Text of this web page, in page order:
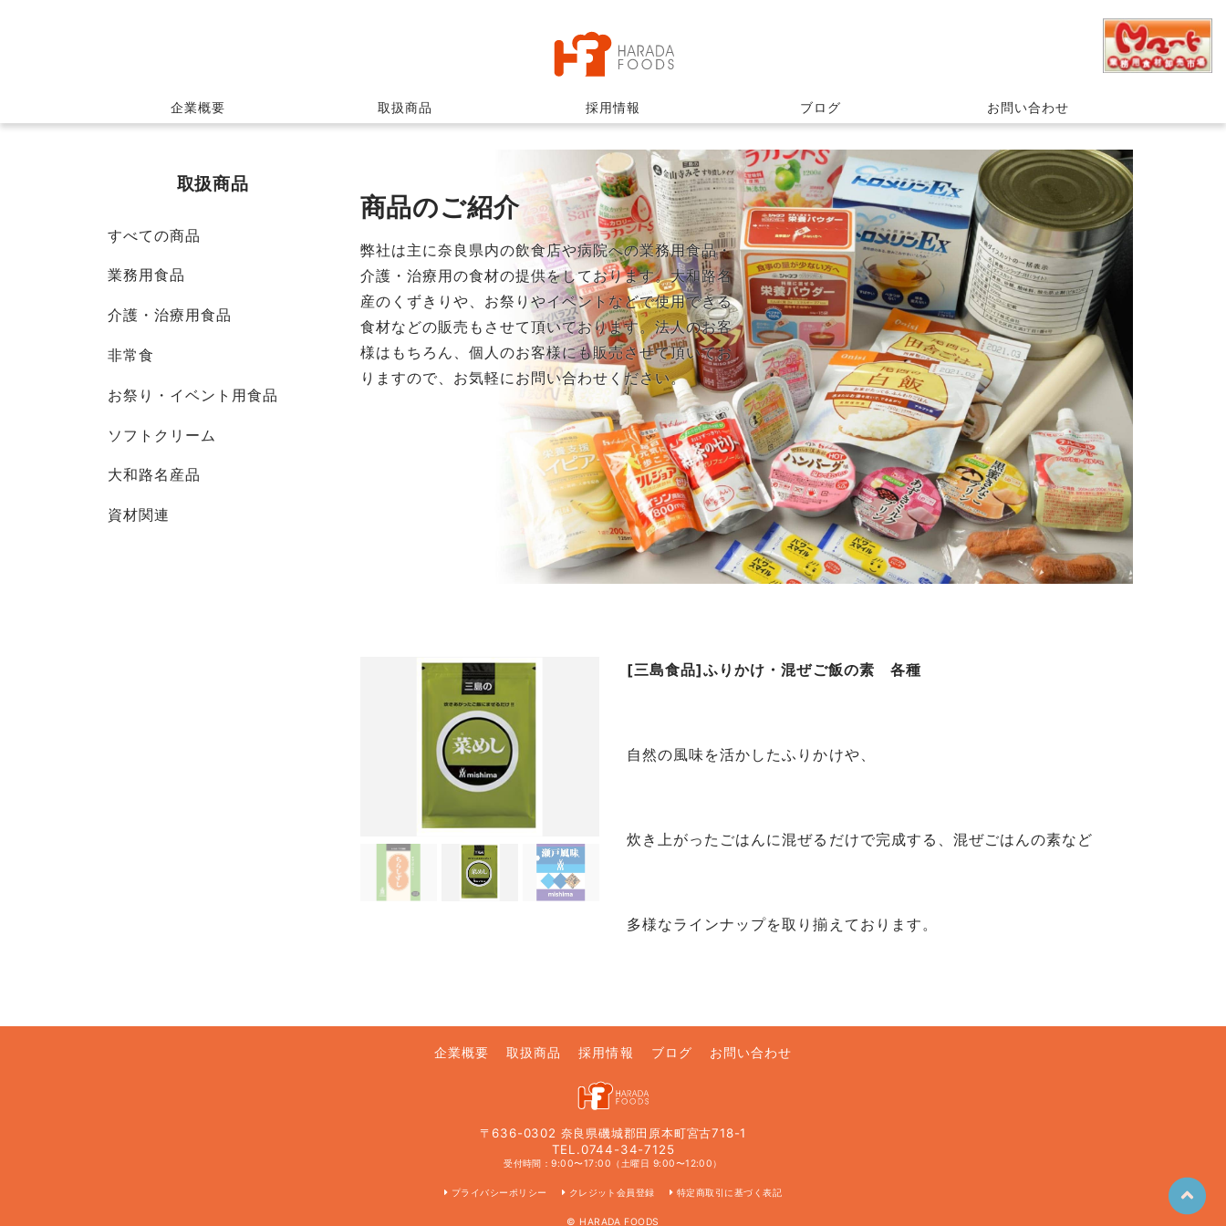
企業概要 取扱商品 採用情報 ブログ お問い合わせ
取扱商品
すべての商品
業務用食品
介護・治療用食品
非常食
お祭り・イベント用食品
ソフトクリーム
大和路名産品
資材関連
商品のご紹介
弊社は主に奈良県内の飲食店や病院への業務用食品・
介護・治療用の食材の提供をしております。大和路名
産のくずきりや、お祭りやイベントなどで使用できる
食材などの販売もさせて頂いております。法人のお客
様はもちろん、個人のお客様にも販売させて頂いてお
りますので、お気軽にお問い合わせください。
[三島食品]ふりかけ・混ぜご飯の素 各種
自然の風味を活かしたふりかけや、
炊き上がったごはんに混ぜるだけで完成する、混ぜごはんの素など
多様なラインナップを取り揃えております。
企業概要 取扱商品 採用情報 ブログ お問い合わせ
〒636-0302 奈良県磯城郡田原本町宮古718-1
TEL.0744-34-7125
受付時間：9:00〜17:00（土曜日 9:00〜12:00）
プライバシーポリシー クレジット会員登録 特定商取引に基づく表記
© HARADA FOODS